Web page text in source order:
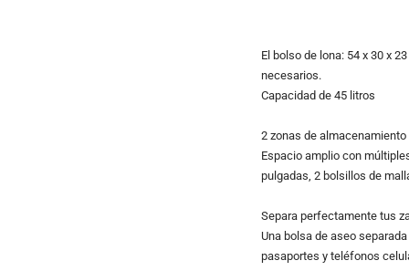
El bolso de lona: 54 x 30 x
necesarios.
Capacidad de 45 litros
2 zonas de almacenamiento
Espacio amplio con
pulgadas, 2 bolsillos de
Separa perfectamente tus
Una bolsa de aseo
pasaportes y teléfonos